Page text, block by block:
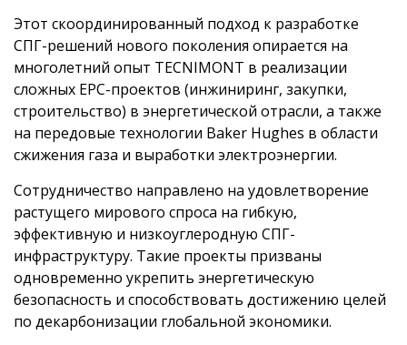
Этот скоординированный подход к разработке
СПГ-решений нового поколения опирается на
многолетний опыт TECNIMONT в реализации
сложных EPC-проектов (инжиниринг, закупки,
строительство) в энергетической отрасли, а также
на передовые технологии Baker Hughes в области
сжижения газа и выработки электроэнергии.
Сотрудничество направлено на удовлетворение
растущего мирового спроса на гибкую,
эффективную и низкоуглеродную СПГ-
инфраструктуру. Такие проекты призваны
одновременно укрепить энергетическую
безопасность и способствовать достижению целей
по декарбонизации глобальной экономики.